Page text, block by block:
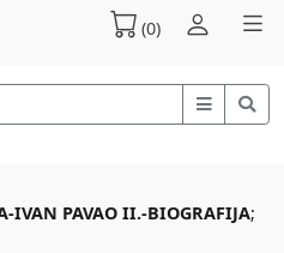
(0)
IVAN PAVAO II.-BIOGRAFIJA;